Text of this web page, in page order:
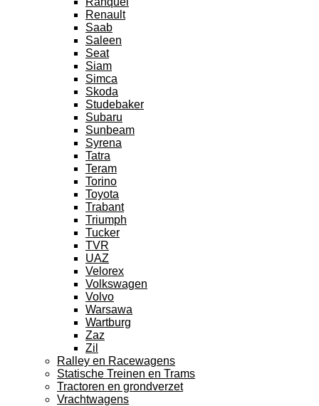
Renault
Saab
Saleen
Seat
Siam
Simca
Skoda
Studebaker
Subaru
Sunbeam
Syrena
Tatra
Teram
Torino
Toyota
Trabant
Triumph
Tucker
TVR
UAZ
Velorex
Volkswagen
Volvo
Warsawa
Wartburg
Zaz
Zil
Ralley en Racewagens
Statische Treinen en Trams
Tractoren en grondverzet
Vrachtwagens